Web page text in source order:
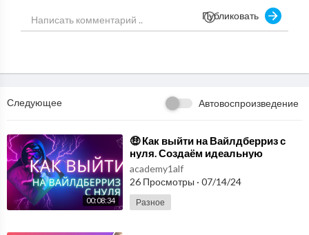
Публиковать
Следующее Автовоспроизведение
00:08:34
⁣🤑 Как выйти на Вайлдберриз с
нуля. Создаём идеальную
ВИДЕО карточку товара для
маркетплейсов. Курс.
academy1alf
26 Просмотры · 07/14/24
Разное